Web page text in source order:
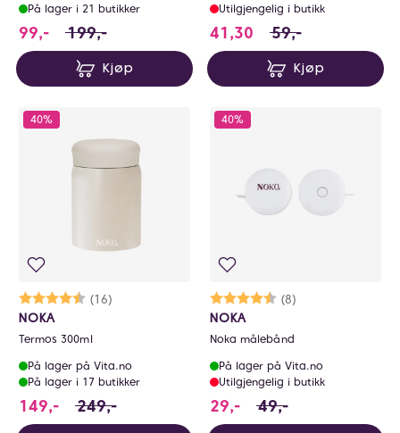
På lager i 21 butikker
99,- 99 i stedet for 199 NOK, du sparer 100 NOK
199,-
Kjøp
Utilgjengelig i butikk
41,30 41.3 i stedet for 59
59,-
Kjøp
40%
Karakter:
(16)
4.4 av 5 mulige
NOKA
Termos 300ml
På lager på Vita.no
På lager i 17 butikker
149,- 149 i stedet for 249 NOK, du sparer 100 NOK
249,-
40%
Karakter:
(8)
4.4 av 5 mulige
NOKA
Noka målebånd
På lager på Vita.no
Utilgjengelig i butikk
29,- 29 i stedet for 49
49,-